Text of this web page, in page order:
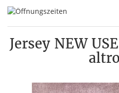
Jersey NEW